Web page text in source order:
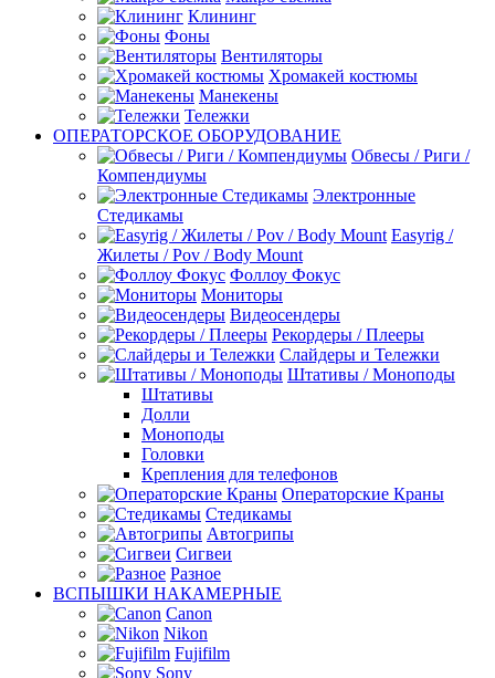
Клининг
Фоны
Вентиляторы
Хромакей костюмы
Манекены
Тележки
ОПЕРАТОРСКОЕ ОБОРУДОВАНИЕ
Обвесы / Риги /
Компендиумы
Электронные
Стедикамы
Easyrig /
Жилеты / Pov / Body Mount
Фоллоу Фокус
Мониторы
Видеосендеры
Рекордеры / Плееры
Слайдеры и Тележки
Штативы / Моноподы
Штативы
Долли
Моноподы
Головки
Крепления для телефонов
Операторские Краны
Стедикамы
Автогрипы
Сигвеи
Разное
ВСПЫШКИ НАКАМЕРНЫЕ
Canon
Nikon
Fujifilm
Sony